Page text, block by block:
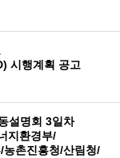
시행계획 공고
설명회 3일차
지환경부/
촌진흥청/산림청/